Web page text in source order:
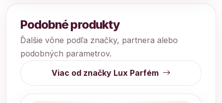
Podobné produkty
Ďalšie vône podľa značky, partnera alebo
podobných parametrov.
Viac od značky Lux Parfém